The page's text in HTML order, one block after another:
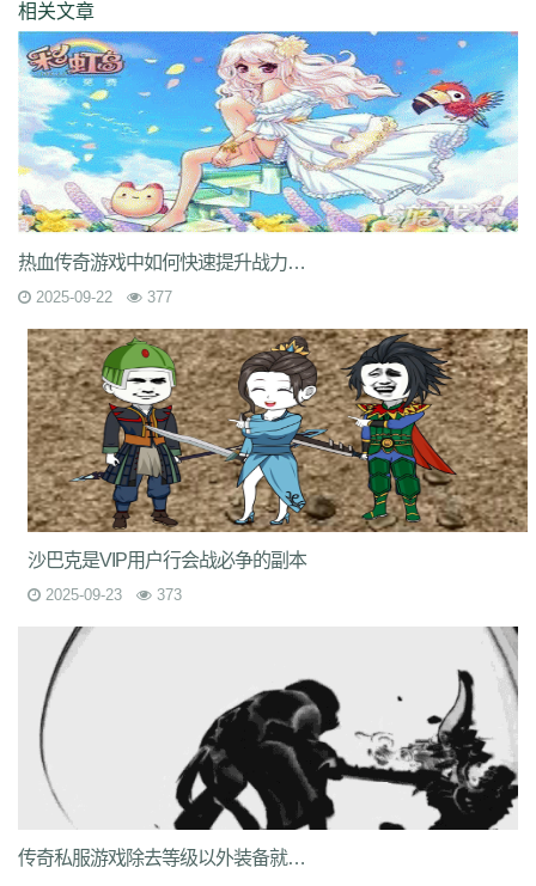
相关文章
热血传奇游戏中如何快速提升战力？顶级装备搭配技巧有哪些？
2025-09-22 377
沙巴克是VIP用户行会战必争的副本
2025-09-23 373
传奇私服游戏除去等级以外装备就是最重要